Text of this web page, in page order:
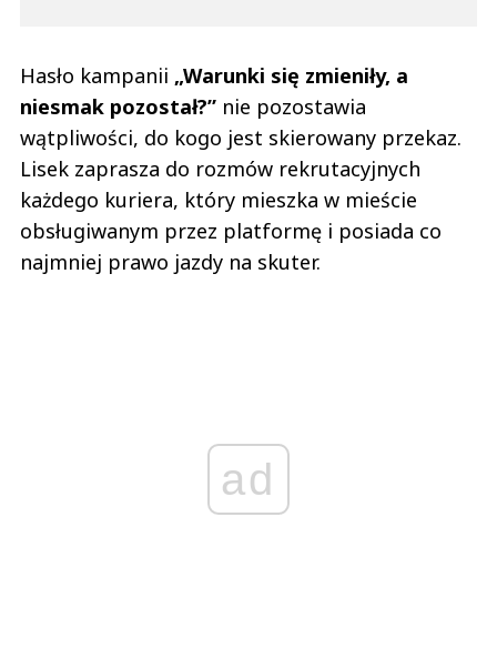
Hasło kampanii „Warunki się zmieniły, a
niesmak pozostał?” nie pozostawia
wątpliwości, do kogo jest skierowany przekaz.
Lisek zaprasza do rozmów rekrutacyjnych
każdego kuriera, który mieszka w mieście
obsługiwanym przez platformę i posiada co
najmniej prawo jazdy na skuter.
ad